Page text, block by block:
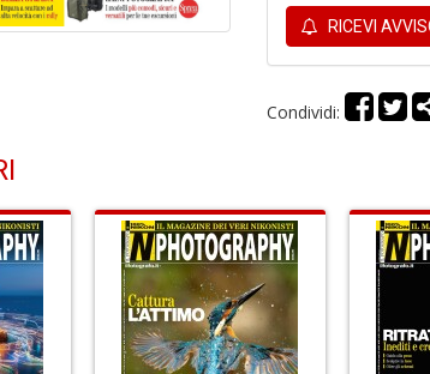
RICEVI
Condividi: